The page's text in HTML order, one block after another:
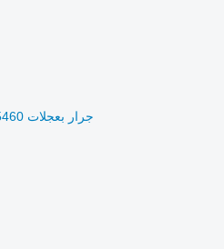
جرار بعجلات Massey Ferguson 5460